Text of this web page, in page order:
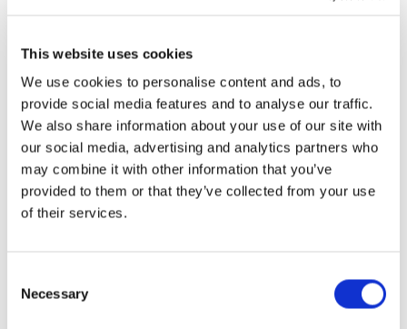
This website uses cookies
We use cookies to personalise content and ads, to
provide social media features and to analyse our traffic.
We also share information about your use of our site with
our social media, advertising and analytics partners who
may combine it with other information that you’ve
provided to them or that they’ve collected from your use
of their services.
Selection
Necessary
Samtaler blir ikke besvart.
Kapittel 3: Old Crow's Bistro
WHOOOOOSH!